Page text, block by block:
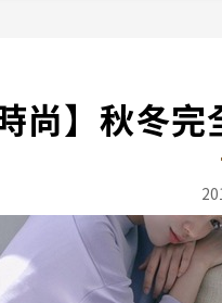
時尚】秋冬